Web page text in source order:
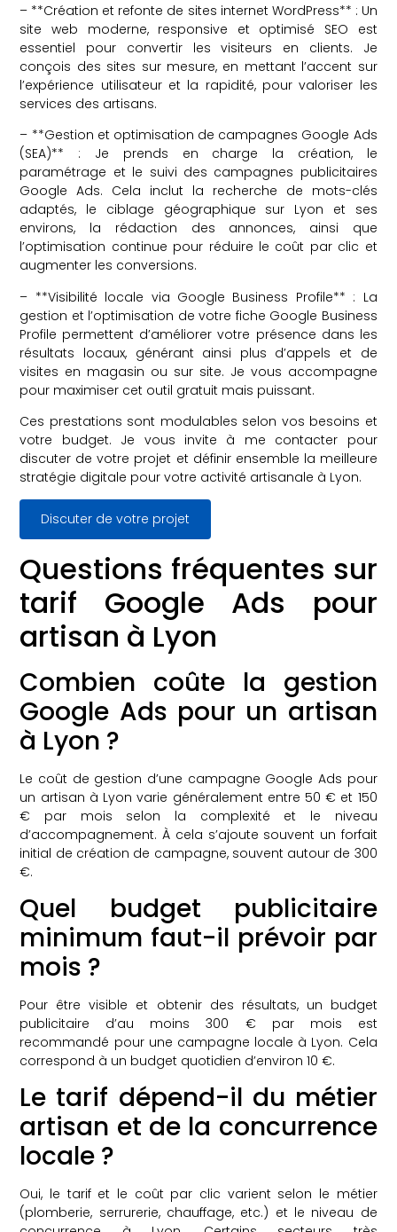
– **Création et refonte de sites internet WordPress** : Un
site web moderne, responsive et optimisé SEO est
essentiel pour convertir les visiteurs en clients. Je
conçois des sites sur mesure, en mettant l’accent sur
l’expérience utilisateur et la rapidité, pour valoriser les
services des artisans.
– **Gestion et optimisation de campagnes Google Ads
(SEA)** : Je prends en charge la création, le
paramétrage et le suivi des campagnes publicitaires
Google Ads. Cela inclut la recherche de mots-clés
adaptés, le ciblage géographique sur Lyon et ses
environs, la rédaction des annonces, ainsi que
l’optimisation continue pour réduire le coût par clic et
augmenter les conversions.
– **Visibilité locale via Google Business Profile** : La
gestion et l’optimisation de votre fiche Google Business
Profile permettent d’améliorer votre présence dans les
résultats locaux, générant ainsi plus d’appels et de
visites en magasin ou sur site. Je vous accompagne
pour maximiser cet outil gratuit mais puissant.
Ces prestations sont modulables selon vos besoins et
votre budget. Je vous invite à me contacter pour
discuter de votre projet et définir ensemble la meilleure
stratégie digitale pour votre activité artisanale à Lyon.
Discuter de votre projet
Questions fréquentes sur
tarif Google Ads pour
artisan à Lyon
Combien coûte la gestion
Google Ads pour un artisan
à Lyon ?
Le coût de gestion d’une campagne Google Ads pour
un artisan à Lyon varie généralement entre 50 € et 150
€ par mois selon la complexité et le niveau
d’accompagnement. À cela s’ajoute souvent un forfait
initial de création de campagne, souvent autour de 300
€.
Quel budget publicitaire
minimum faut-il prévoir par
mois ?
Pour être visible et obtenir des résultats, un budget
publicitaire d’au moins 300 € par mois est
recommandé pour une campagne locale à Lyon. Cela
correspond à un budget quotidien d’environ 10 €.
Le tarif dépend-il du métier
artisan et de la concurrence
locale ?
Oui, le tarif et le coût par clic varient selon le métier
(plomberie, serrurerie, chauffage, etc.) et le niveau de